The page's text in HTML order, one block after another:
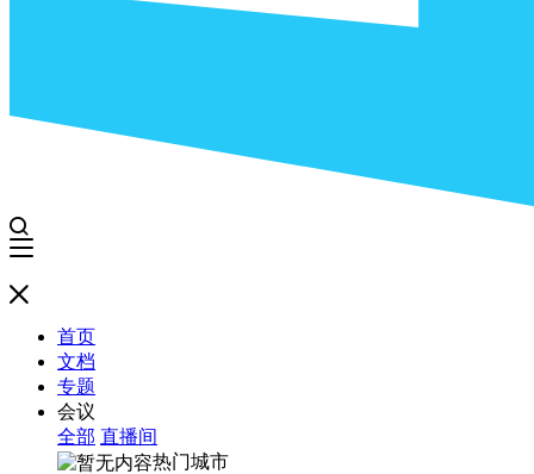
首页
文档
专题
会议
全部 直播间
热门城市